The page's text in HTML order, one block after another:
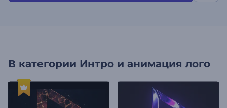
В категории Интро и анимация лого